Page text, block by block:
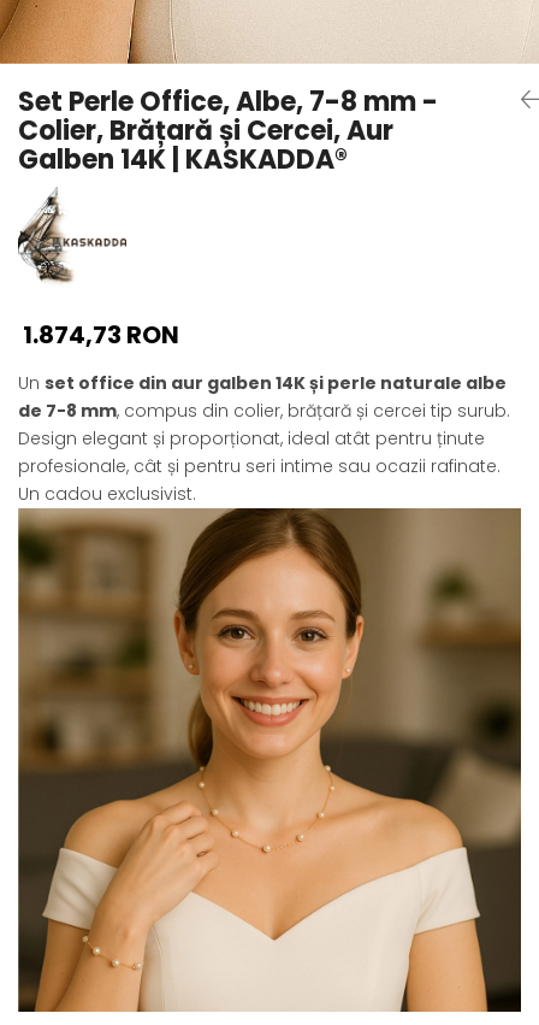
Seturi Perle cu Argint
Brățări cu Perle
Pandantive cu Perle
Brose cu Perle
Set Perle Office, Albe, 7-8 mm -
Colier, Brățară și Cercei, Aur
Galben 14K | KASKADDA®
1.874,73 RON
Un set office din aur galben 14K și perle naturale albe
de 7-8 mm, compus din colier, brățară și cercei tip surub.
Design elegant și proporționat, ideal atât pentru ținute
profesionale, cât și pentru seri intime sau ocazii rafinate.
Un cadou exclusivist.